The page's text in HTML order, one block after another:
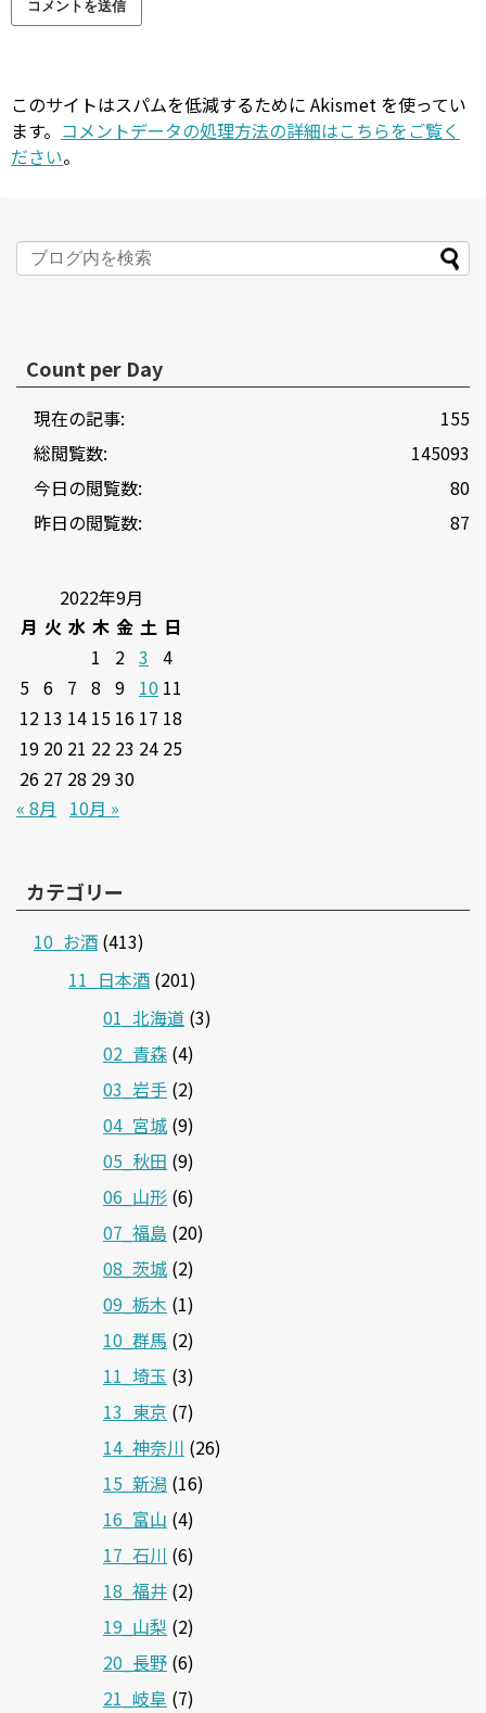
このサイトはスパムを低減するために Akismet を使ってい
ます。 コメントデータの処理方法の詳細はこちらをご覧く
ださい。
Count per Day
155
現在の記事:
145093
総閲覧数:
80
今日の閲覧数:
87
昨日の閲覧数:
2022年9月
月 火 水 木 金 土 日
1
2 3 4
5 6 7 8 9 10 11
12 13 14 15 16 17 18
19 20 21 22 23 24 25
26 27 28 2930
« 8月
10月 »
カテゴリー
10_お酒 (413)
11_日本酒 (201)
01_北海道 (3)
02_青森 (4)
03_岩手 (2)
04_宮城 (9)
05_秋田 (9)
06_山形 (6)
07_福島 (20)
08_茨城 (2)
09_栃木 (1)
10_群馬 (2)
11_埼玉 (3)
13_東京 (7)
14_神奈川 (26)
15_新潟 (16)
16_富山 (4)
17_石川 (6)
18_福井 (2)
19_山梨 (2)
20_長野 (6)
21_岐阜 (7)